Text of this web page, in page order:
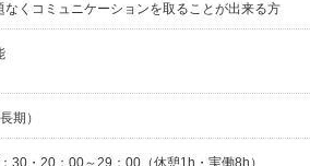
くコミュニケーションを取ることが出来る方
期）
30・20：00～29：00（休憩1h・実働8h）